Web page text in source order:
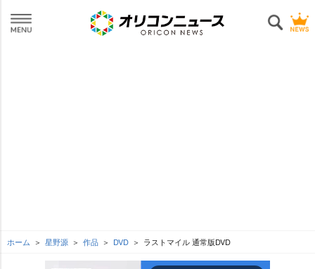
ホーム 星野源 作品 DVD ラストマイル 通常版DVD